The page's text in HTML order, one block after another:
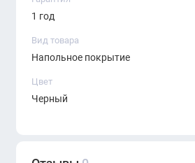
1 год
Вид товара
Напольное покрытие
Цвет
Черный